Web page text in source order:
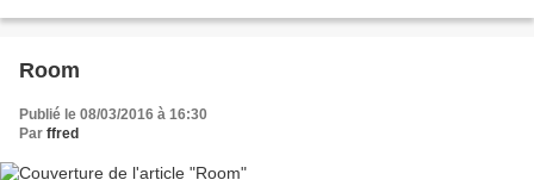
Room
Publié le 08/03/2016 à 16:30
Par ffred